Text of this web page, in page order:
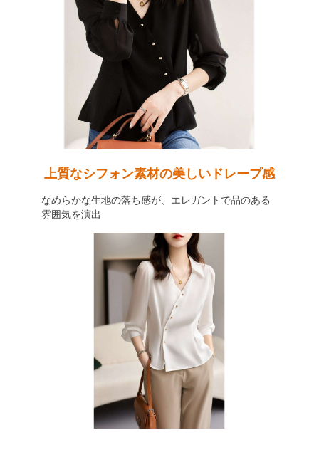
上質なシフォン素材の美しいドレープ感
なめらかな生地の落ち感が、エレガントで品のある
雰囲気を演出